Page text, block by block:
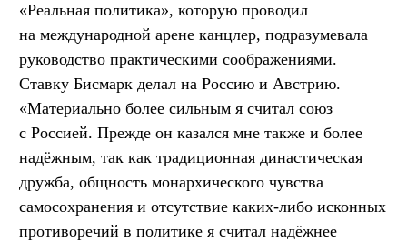
«Реальная политика», которую проводил
на международной арене канцлер, подразумевала
руководство практическими соображениями.
Ставку Бисмарк делал на Россию и Австрию.
«Материально более сильным я считал союз
с Россией. Прежде он казался мне также и более
надёжным, так как традиционная династическая
дружба, общность монар­хического чувства
самосохранения и отсутствие каких-либо исконных
противоречий в политике я считал надёжнее